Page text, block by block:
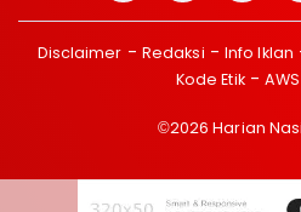
Disclaimer Redaksi Info Iklan
Kode Etik
©2026 Harian